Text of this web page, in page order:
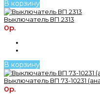
В корзину
Выключатель ВП 2313
0р.
В корзину
Выключатель ВП 73-10231
0р.